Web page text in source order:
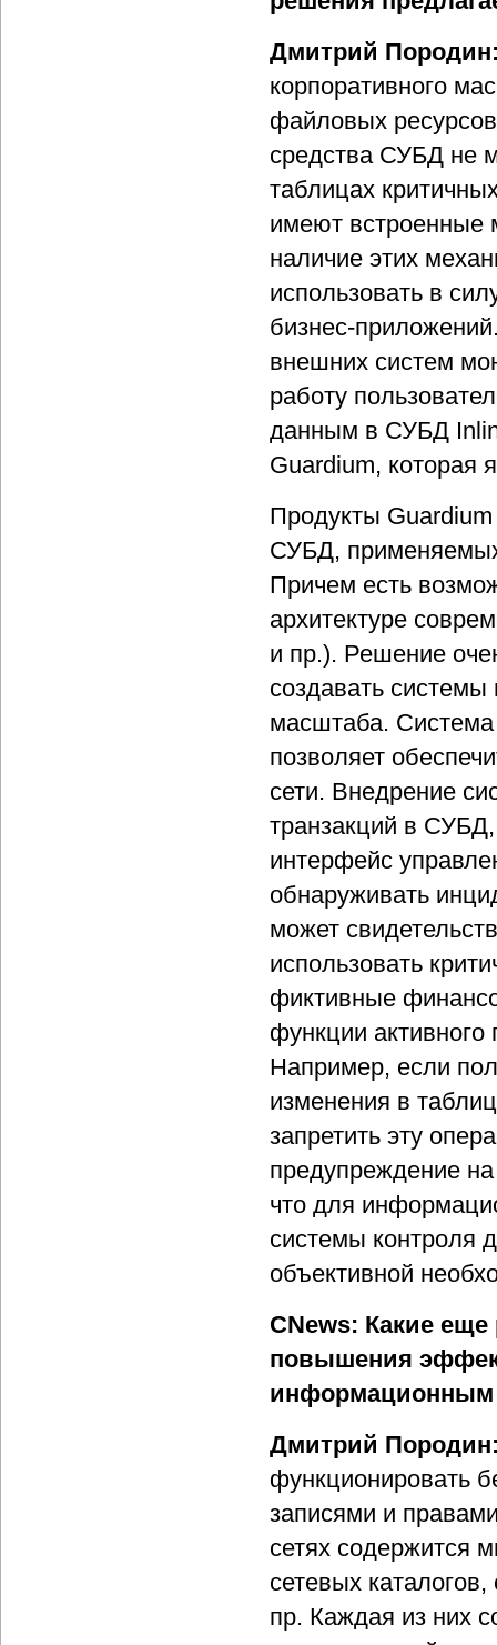
Дмитрий
корпоративного
файловых
средства СУБД не
таблицах
имеют встроенные
наличие этих
использовать в
бизнес-
внешних систем
работу
данным в СУБД
Guardium, которая
Продукты Guardium
СУБД,
Причем есть
архитектуре
и пр.). Решение
создавать
масштаба. Система
позволяет
сети. Внедрение
транзакций в
интерфейс
обнаруживать
может
использовать
фиктивные
функции
Например, если
изменения в
запретить эту
предупреждение
что для
системы контроля
объективной
CNews: Какие
повышения
информационным
Дмитрий
функционировать
записями и
сетях содержится
сетевых
пр. Каждая из них